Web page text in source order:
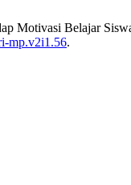
Motivasi Belajar
mp.v2i1.56.